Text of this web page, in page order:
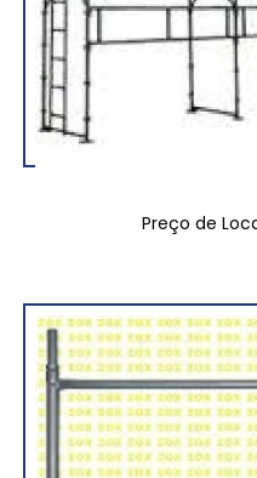
Preço de